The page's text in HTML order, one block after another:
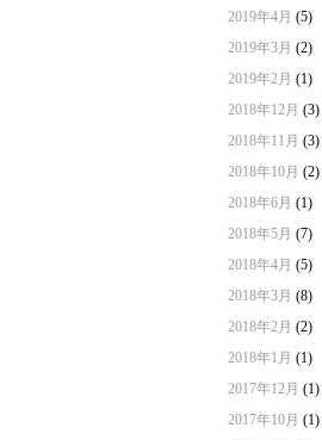
2019年4月 (5)
2019年3月 (2)
2019年2月 (1)
2018年12月 (3)
2018年11月 (3)
2018年10月 (2)
2018年6月 (1)
2018年5月 (7)
2018年4月 (5)
2018年3月 (8)
2018年2月 (2)
2018年1月 (1)
2017年12月 (1)
2017年10月 (1)